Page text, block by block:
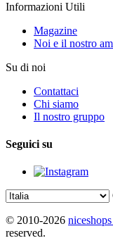
Informazioni Utili
Magazine
Noi e il nostro
Su di noi
Contattaci
Chi siamo
Il nostro gruppo
Seguici su
© 2010-2026
reserved.